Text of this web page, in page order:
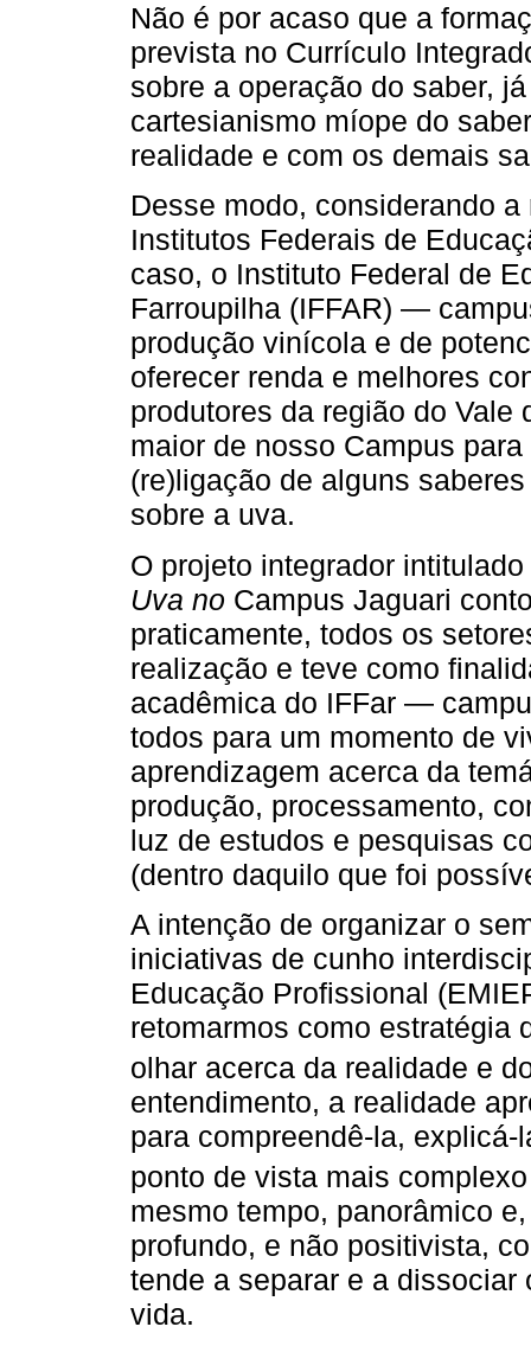
Não é por acaso que a
prevista no Currículo
sobre a operação do saber,
cartesianismo míope do
realidade e com os demais
Desse modo, considerando
Institutos Federais de
caso, o Instituto Federal de
Farroupilha (IFFAR) —
produção vinícola e de
oferecer renda e melhores
produtores da região do
maior de nosso Campus
(re)ligação de alguns
sobre a uva.
O projeto integrador intitulado
Uva no Campus Jaguari
praticamente, todos os
realização e teve como
acadêmica do IFFar —
todos para um momento de
aprendizagem acerca da
produção, processamento,
luz de estudos e pesquisas
(dentro daquilo que foi
A intenção de organizar o
iniciativas de cunho
Educação Profissional
retomarmos como estratégia
olhar acerca da realidade e
entendimento, a realidade
para compreendê-la,
ponto de vista mais
mesmo tempo, panorâmico
profundo, e não positivista,
tende a separar e a
vida.